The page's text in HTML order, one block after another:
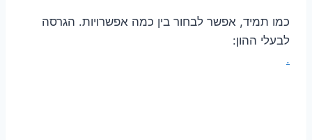
כמו תמיד, אפשר לבחור בין כמה אפשרויות. הגרסה
לבעלי ההון:
.